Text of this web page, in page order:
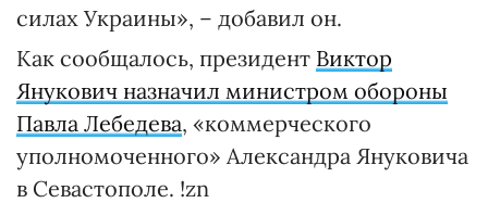
силах Украины», – добавил он.
Как сообщалось, президент Виктор
Янукович назначил министром обороны
Павла Лебедева, «коммерческого
уполномоченного» Александра Януковича
в Севастополе. !zn